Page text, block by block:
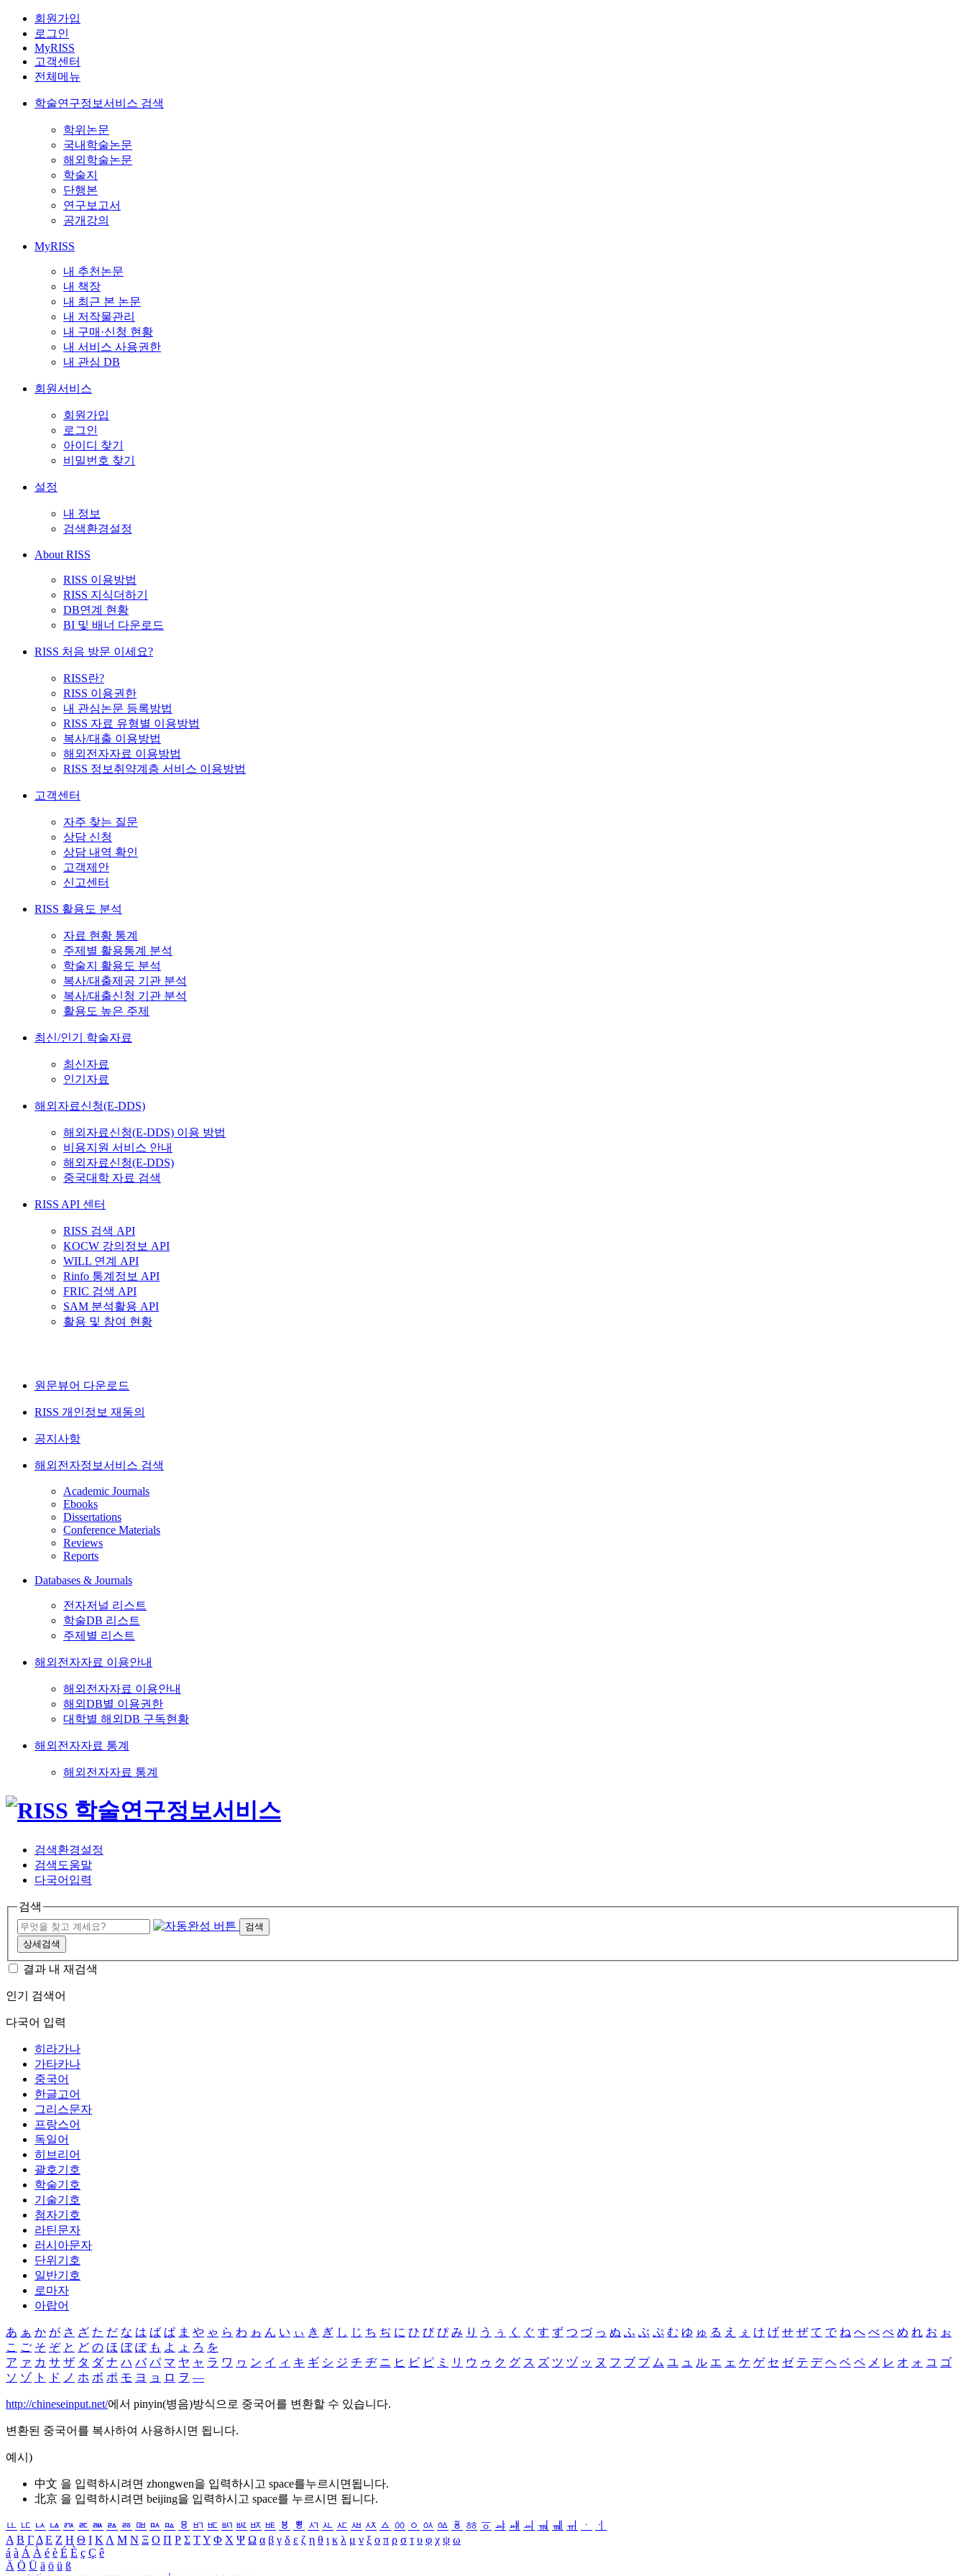
회원가입
로그인
MyRISS
고객센터
전체메뉴
학술연구정보서비스 검색
학위논문
국내학술논문
해외학술논문
학술지
단행본
연구보고서
공개강의
MyRISS
내 추천논문
내 책장
내 최근 본 논문
내 저작물관리
내 구매·신청 현황
내 서비스 사용권한
내 관심 DB
회원서비스
회원가입
로그인
아이디 찾기
비밀번호 찾기
설정
내 정보
검색환경설정
About RISS
RISS 이용방법
RISS 지식더하기
DB연계 현황
BI 및 배너 다운로드
RISS 처음 방문 이세요?
RISS란?
RISS 이용권한
내 관심논문 등록방법
RISS 자료 유형별 이용방법
복사/대출 이용방법
해외전자자료 이용방법
RISS 정보취약계층 서비스 이용방법
고객센터
자주 찾는 질문
상담 신청
상담 내역 확인
고객제안
신고센터
RISS 활용도 분석
자료 현황 통계
주제별 활용통계 분석
학술지 활용도 분석
복사/대출제공 기관 분석
복사/대출신청 기관 분석
활용도 높은 주제
최신/인기 학술자료
최신자료
인기자료
해외자료신청(E-DDS)
해외자료신청(E-DDS) 이용 방법
비용지원 서비스 안내
해외자료신청(E-DDS)
중국대학 자료 검색
RISS API 센터
RISS 검색 API
KOCW 강의정보 API
WILL 연계 API
Rinfo 통계정보 API
FRIC 검색 API
SAM 분석활용 API
활용 및 참여 현황
원문뷰어 다운로드
RISS 개인정보 재동의
공지사항
해외전자정보서비스 검색
Academic Journals
Ebooks
Dissertations
Conference Materials
Reviews
Reports
Databases & Journals
전자저널 리스트
학술DB 리스트
주제별 리스트
해외전자자료 이용안내
해외전자자료 이용안내
해외DB별 이용권한
대학별 해외DB 구독현황
해외전자자료 통계
해외전자자료 통계
검색환경설정
검색도움말
다국어입력
검색
검색
상세검색
결과 내 재검색
인기 검색어
다국어 입력
히라가나
가타카나
중국어
한글고어
그리스문자
프랑스어
독일어
히브리어
괄호기호
학술기호
기술기호
첨자기호
라틴문자
러시아문자
단위기호
일반기호
로마자
아랍어
あ ぁ か が さ ざ た だ な は ば ぱ ま や ゃ ら わ ゎ ん い ぃ き ぎ し じ ち ぢ に ひ び ぴ み り う ぅ く ぐ す ず つ づ っ ぬ ふ ぶ ぷ む ゆ ゅ る え ぇ け げ せ ぜ て で ね へ べ ぺ め れ お ぉ
こ ご そ ぞ と ど の ほ ぼ ぽ も よ ょ ろ を
ア ァ カ サ ザ タ ダ ナ ハ バ パ マ ヤ ャ ラ ワ ヮ ン イ ィ キ ギ シ ジ チ ヂ ニ ヒ ビ ピ ミ リ ウ ゥ ク グ ス ズ ツ ヅ ッ ヌ フ ブ プ ム ユ ュ ル エ ェ ケ ゲ セ ゼ テ デ ヘ ベ ペ メ レ オ ォ コ ゴ
ソ ゾ ト ド ノ ホ ボ ポ モ ヨ ョ ロ ヲ ―
http://chineseinput.net/에서 pinyin(병음)방식으로 중국어를 변환할 수 있습니다.
변환된 중국어를 복사하여 사용하시면 됩니다.
예시)
中文 을 입력하시려면 zhongwen을 입력하시고 space를누르시면됩니다.
北京 을 입력하시려면 beijing을 입력하시고 space를 누르시면 됩니다.
ㅥ ㅦ ㅧ ㅨ ㅩ ㅪ ㅫ ㅬ ㅭ ㅮ ㅯ ㅰ ㅱ ㅲ ㅳ ㅴ ㅵ ㅶ ㅷ ㅸ ㅹ ㅺ ㅻ ㅼ ㅽ ㅾ ㅿ ㆀ ㆁ ㆂ ㆃ ㆄ ㆅ ㆆ ㆇ ㆈ ㆉ ㆊ ㆋ ㆌ ㆍ
ㆎ
Α Β ΓΔ Ε Ζ Η Θ Ι ΚΛ Μ Ν Ξ Ο Π Ρ Σ ΤΥ Φ Χ Ψ Ω α β γ δ ε ζ η θ ι κ λ μ ν ξ ο π ρ σ τ υ φ χ ψ ω
á à Á À é è É È ç Ç ê
Ä Ö Ü ä ö ü ß